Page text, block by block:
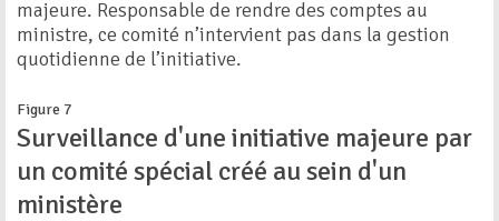
majeure. Responsable de rendre des comptes au
ministre, ce comité n’intervient pas dans la gestion
quotidienne de l’initiative.
Figure 7
Surveillance d'une initiative majeure par
un comité spécial créé au sein d'un
ministère